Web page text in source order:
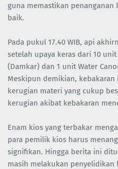
guna memastikan penanganan
baik.
Pada pukul 17.40 WIB, api
setelah upaya keras dari 10
(Damkar) dan 1 unit Water
Meskipun demikian,
kerugian materi yang cukup
kerugian akibat kebakaran
Enam kios yang terbakar
para pemilik kios harus
signifikan. Hingga berita ini
masih melakukan